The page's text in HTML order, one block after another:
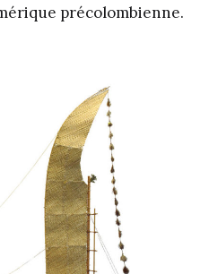
précolombienne.